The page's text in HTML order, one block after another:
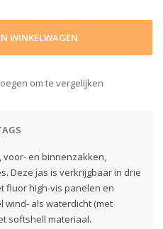
WINKELWAGEN
om te vergelijken
en binnenzakken,
Deze jas is verkrijgbaar in drie
fluor high-vis panelen en
wind- als waterdicht (met
softshell materiaal.